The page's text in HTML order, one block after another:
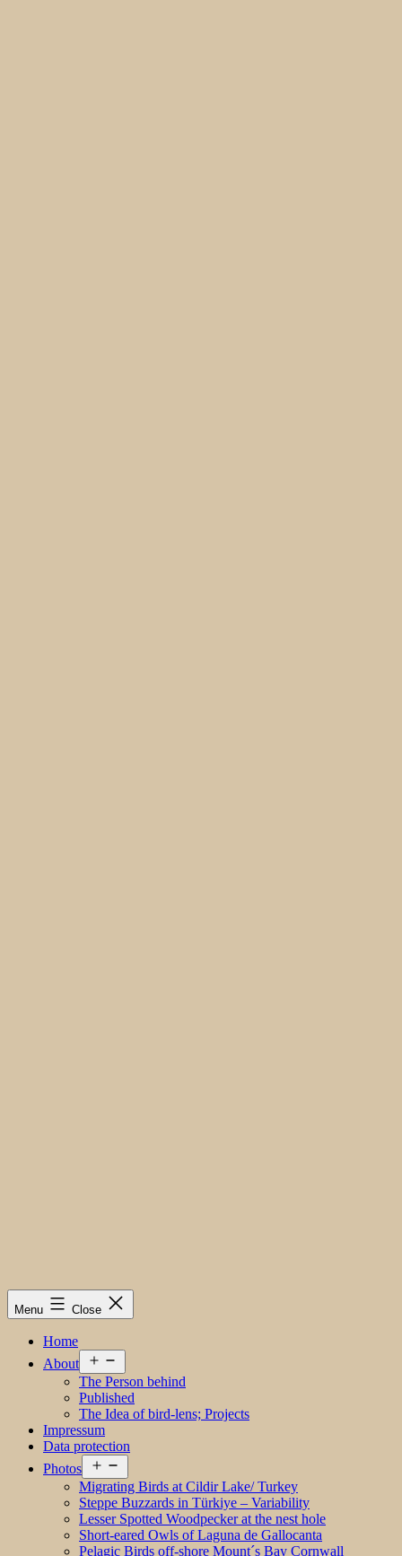
Menu Close
Home
About
menu
The Person behind
Published
The Idea of bird-lens; Projects
Impressum
Data protection
Photos
menu
Migrating Birds at Cildir Lake/ Turkey
Steppe Buzzards in Türkiye – Variability
Lesser Spotted Woodpecker at the nest hole
Short-eared Owls of Laguna de Gallocanta
Pelagic Birds off-shore Mount´s Bay Cornwall